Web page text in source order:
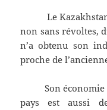
Le Kazakhstan
non sans révoltes,
n’a obtenu son
proche de
Son économie
pays est aussi